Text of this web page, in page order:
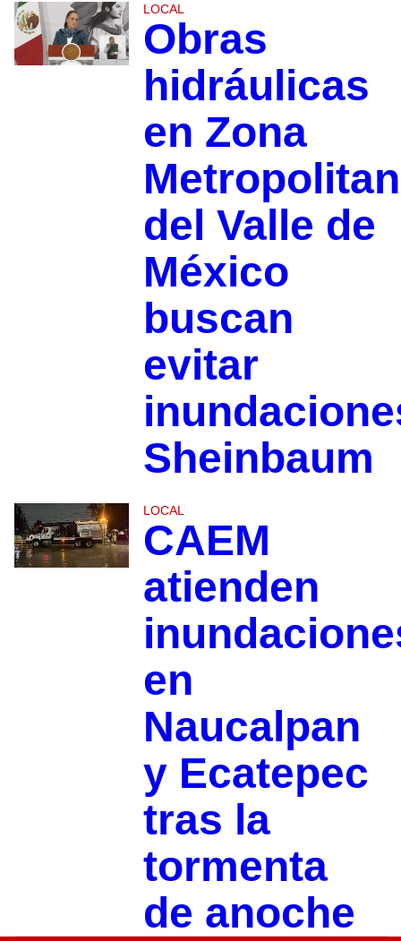
LOCAL
Obras
hidráulicas
en Zona
del Valle de
México
buscan
evitar
Sheinbaum
LOCAL
CAEM
atienden
en
Naucalpan
y Ecatepec
tras la
tormenta
de anoche